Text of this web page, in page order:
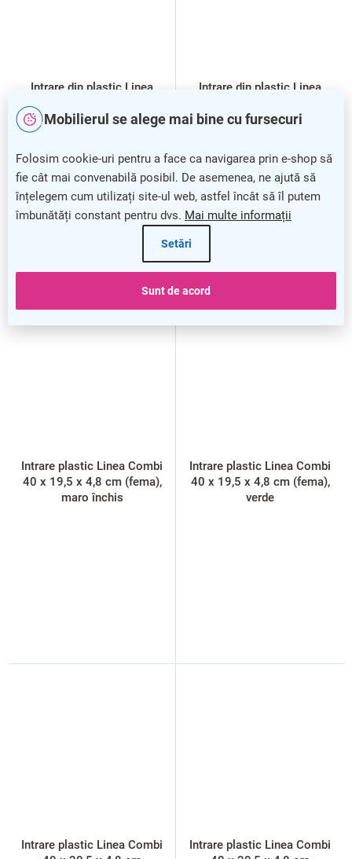
Mobilierul se alege mai bine cu fursecuri
Folosim cookie-uri pentru a face ca navigarea prin e-shop să
fie cât mai convenabilă posibil. De asemenea, ne ajută să
înțelegem cum utilizați site-ul web, astfel încât să îl putem
îmbunătăți constant pentru dvs. Mai multe informații
Setări
Sunt de acord
Intrare din plastic Linea
(femeie), gri inchis
Intrare din plastic Linea
(femeie), maro inchis
Intrare plastic Linea Combi
40 x 19,5 x 4,8 cm (fema),
maro închis
Intrare plastic Linea Combi
40 x 19,5 x 4,8 cm (fema),
verde
Intrare plastic Linea Combi
Intrare plastic Linea Combi